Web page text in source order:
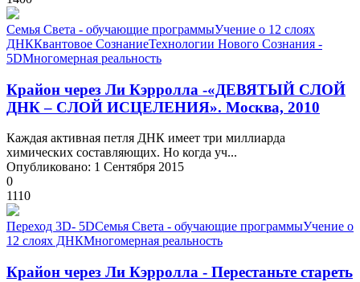
Семья Света - обучающие программыУчение о 12 слоях
ДНККвантовое СознаниеТехнологии Нового Сознания -
5DМногомерная реальность
Крайон через Ли Кэрролла -«ДЕВЯТЫЙ СЛОЙ
ДНК – СЛОЙ ИСЦЕЛЕНИЯ». Москва, 2010
Каждая активная петля ДНК имеет три миллиарда
химических составляющих. Но когда уч...
Опубликовано: 1 Сентября 2015
0
1110
Переход 3D- 5DСемья Света - обучающие программыУчение о
12 слоях ДНКМногомерная реальность
Крайон через Ли Кэрролла - Перестаньте стареть